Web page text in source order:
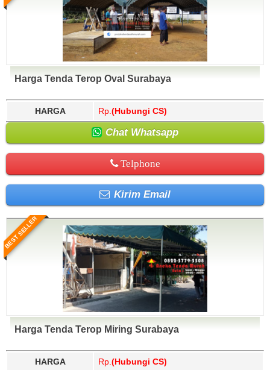
Harga Tenda Terop Oval Surabaya
HARGA Rp. (Hubungi CS)
Chat Whatsapp
Telphone
Kirim Email
BEST SELLER
Harga Tenda Terop Miring Surabaya
HARGA Rp. (Hubungi CS)